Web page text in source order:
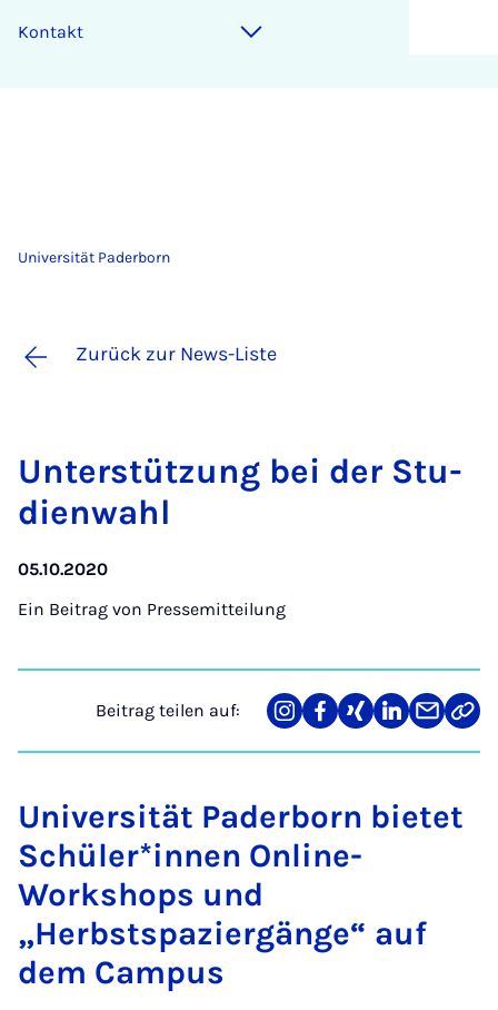
Kontakt
Universität Paderborn
Zurück zur News-Liste
Un­ter­stüt­zung bei der Stu­
dien­wahl
05.10.2020
Ein Beitrag von Pressemitteilung
Beitrag teilen auf:
Teilen
auf
Teilen
auf
Teilen
auf
Teilen
auf
Teilen
über
Mail
Link
Universität Paderborn bietet
Schüler*innen Online-
Workshops und
„Herbstspaziergänge“ auf
dem Campus